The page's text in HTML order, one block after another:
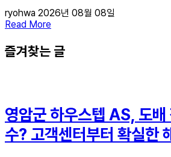
ryohwa 2026년 08월 08일
Read More
즐겨찾는 글
영암군 하우스텝 AS, 도배
수? 고객센터부터 확실한